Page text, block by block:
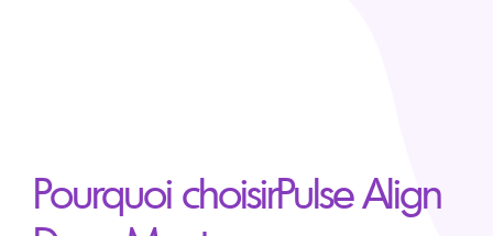
Pourquoi choisirPulse Align